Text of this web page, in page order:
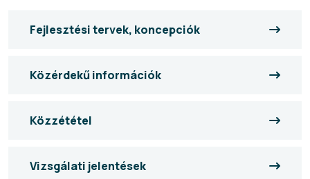
Fejlesztési tervek, koncepciók
Közérdekű információk
Közzététel
Vizsgálati jelentések